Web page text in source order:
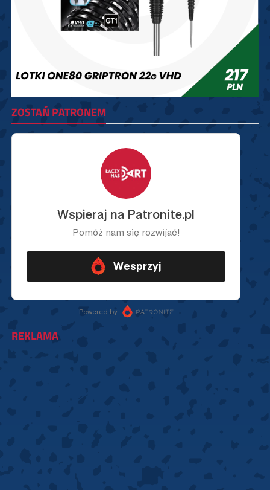
ZOSTAŃ PATRONEM
REKLAMA